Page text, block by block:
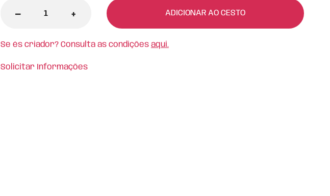
- + ADICIONAR AO CESTO
Se és criador? Consulta as condições aqui.
Solicitar Informações